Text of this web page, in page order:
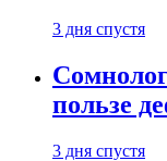
3 дня спустя
пользе
3 дня спустя